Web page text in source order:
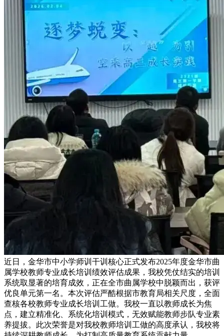
近日，金华市中小学师训干训核心正式发布2025年度金华市曲
属学校教师专业成长培训绩效评估成果，我校凭仗结实的培训
系统取显著的培育成效，正在全市曲属学校中脱颖而出，获评
优良单元第一名。本次评估严酷根据市教育局相关尺度，全面
查核各校教师专业成长培训工做。我校一直以教师成长为焦
点，建立精准化、系统化培训模式，无效赋能教师步队专业素
养提拔。此次荣誉是对我校教师培训工做的高度承认，我校将